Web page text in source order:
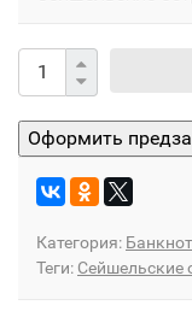
Категория:
Теги: Сейшельские